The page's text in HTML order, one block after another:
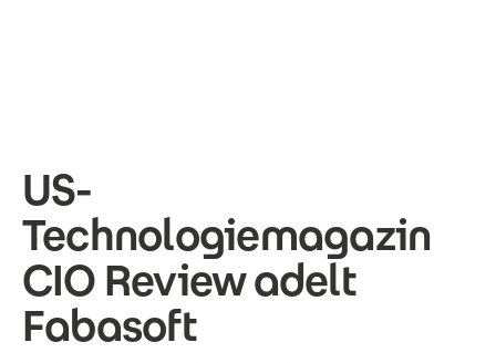
US-
Technologiemagazin
CIO Review adelt
Fabasoft